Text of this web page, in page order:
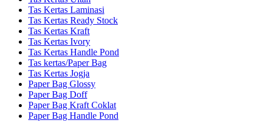
Tas Kertas Laminasi
Tas Kertas Ready Stock
Tas Kertas Kraft
Tas Kertas Ivory
Tas Kertas Handle Pond
Tas kertas/Paper Bag
Tas Kertas Jogja
Paper Bag Glossy
Paper Bag Doff
Paper Bag Kraft Coklat
Paper Bag Handle Pond